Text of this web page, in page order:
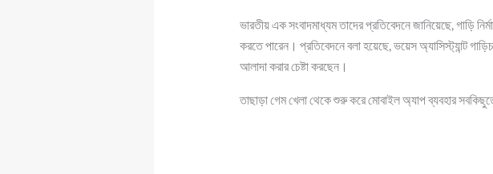
ভারতীয় এক সংবাদমাধ্যম তাদের প্রতিবেদনে জানিয়েছে, গাড়ি
করতে পারেন। প্রতিবেদনে বলা হয়েছে, ভয়েস অ্যাসিস্ট্যান্ট
আলাদা করার চেষ্টা করছেন।
তাছাড়া গেম খেলা থেকে শুরু করে মোবাইল অ্যাপ ব্যবহার